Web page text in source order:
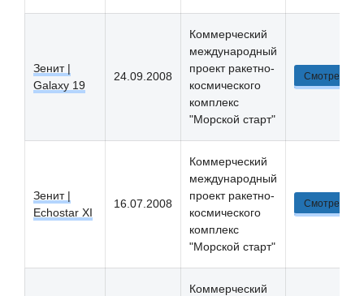
Зенит |
Galaxy 19
24.09.2008
Коммерческий
международный
проект ракетно-
космического
комплекс
"Морской старт"
Смотреть
Зенит |
Echostar XI
16.07.2008
Коммерческий
международный
проект ракетно-
космического
комплекс
"Морской старт"
Смотреть
Коммерческий